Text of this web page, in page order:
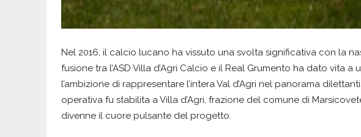
Nel 2016, il calcio lucano ha vissuto una svolta significativa con la
fusione tra l’ASD Villa d’Agri Calcio e il Real Grumento ha dato vita
l’ambizione di rappresentare l’intera Val d’Agri nel panorama
operativa fu stabilita a Villa d’Agri, frazione del comune di
divenne il cuore pulsante del progetto.